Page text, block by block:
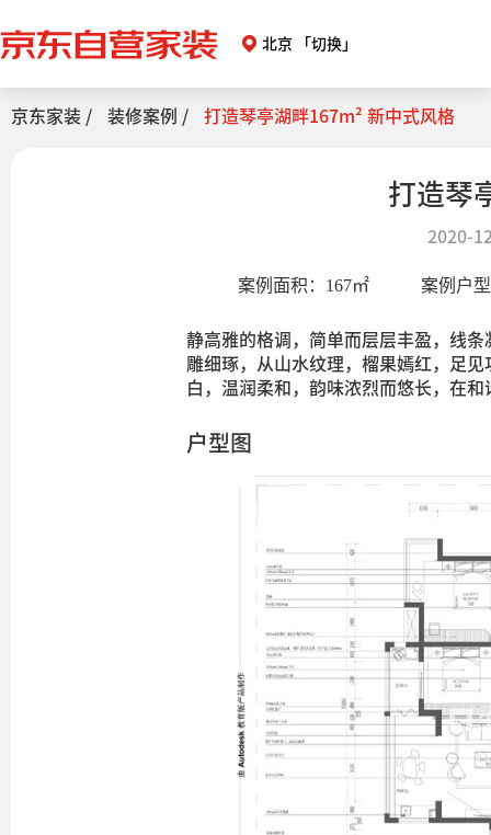
北京 「切换」
京东家装 / 装修案例 / 打造琴亭湖畔167m² 新中式风格
打造琴
2020-
案例面积： 167㎡ 案例户
静高雅的格调，简单而层层丰盈，线
雕细琢，从山水纹理，榴果嫣红，足
白，温润柔和，韵味浓烈而悠长，在
户型图